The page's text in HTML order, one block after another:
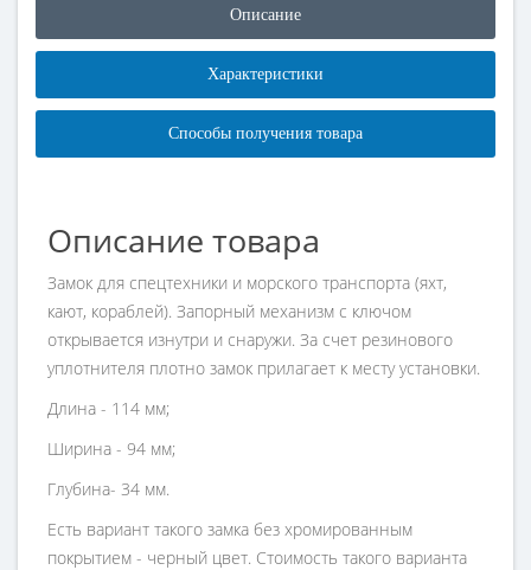
Описание
Характеристики
Способы получения товара
Описание товара
Замок для спецтехники и морского транспорта (яхт,
кают, кораблей). Запорный механизм с ключом
открывается изнутри и снаружи. За счет резинового
уплотнителя плотно замок прилагает к месту установки.
Длина - 114 мм;
Ширина - 94 мм;
Глубина- 34 мм.
Есть вариант такого замка без хромированным
покрытием - черный цвет. Стоимость такого варианта